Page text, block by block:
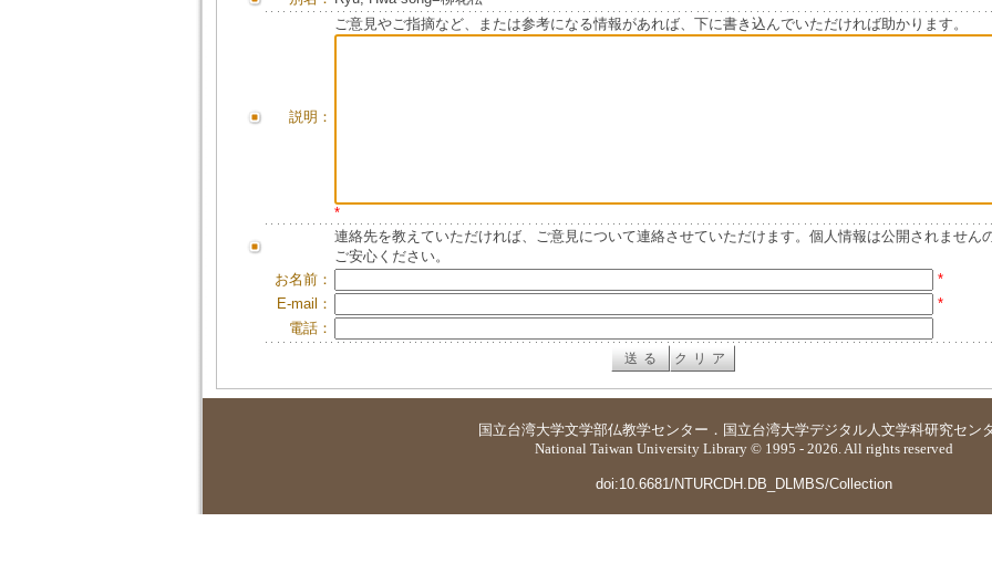
説明：
ご意見やご指摘など、または参考になる情報があれば、下に書き込んでいただければ助かります。
*
連絡先を教えていただければ、ご意見について連絡させていただけます。個人情報は公開されません
ご安心ください。
お名前：
*
E-mail：
*
電話：
国立台湾大学文学部仏教学センター ． 国立台湾大学デジタル人文学科研究セン
National Taiwan University Library © 1995 - 2026. All rights reserved
doi:10.6681/NTURCDH.DB_DLMBS/Collection